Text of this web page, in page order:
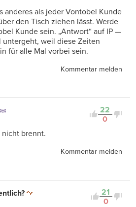
anderes als jeder Vontobel Kunde
den Tisch ziehen lässt. Werde
Kunde sein. „Antwort“ auf IP —
untergeht, weil diese Zeiten
für alle Mal vorbei sein.
Kommentar melden
22
0
nicht brennt.
Kommentar melden
21
0